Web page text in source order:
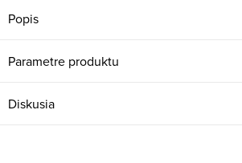
Popis
Parametre produktu
Diskusia